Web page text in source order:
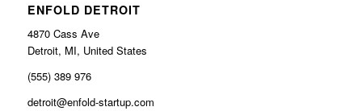
ENFOLD DETROIT
4870 Cass Ave
Detroit, MI, United States
(555) 389 976
detroit@enfold-startup.com